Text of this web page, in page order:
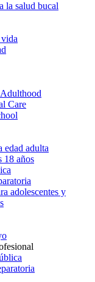
la salud bucal
Care
edad adulta
18 años
adolescentes y